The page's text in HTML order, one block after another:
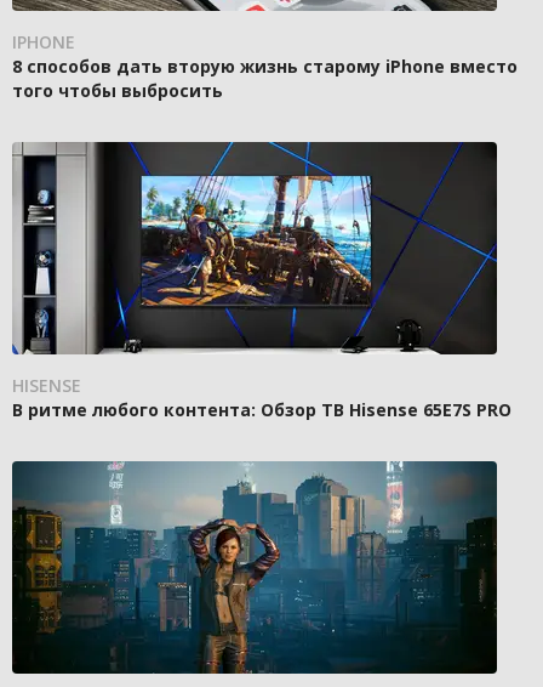
IPHONE
8 способов дать вторую жизнь старому iPhone вместо
того чтобы выбросить
HISENSE
В ритме любого контента: Обзор ТВ Hisense 65E7S PRO